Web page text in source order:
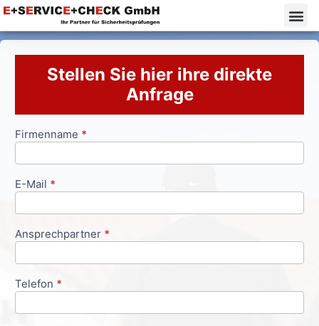
Stellen Sie hier ihre direkte
Anfrage
Anfrageformular
Firmenname *
E-Mail *
Ansprechpartner *
Telefon *